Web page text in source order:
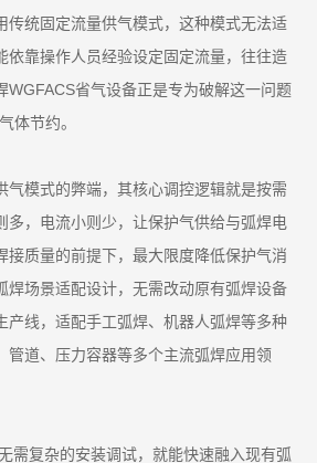
传统固定流量供气模式，这种模式无法适
依靠操作人员经验设定固定流量，往往造
WGFACS省气设备正是专为破解这一问题
体节约。
气模式的弊端，其核心调控逻辑就是按需
多，电流小则少，让保护气供给与弧焊电
接质量的前提下，最大限度降低保护气消
焊场景适配设计，无需改动原有弧焊设备
产线，适配手工弧焊、机器人弧焊等多种
管道、压力容器等多个主流弧焊应用领
需复杂的安装调试，就能快速融入现有弧